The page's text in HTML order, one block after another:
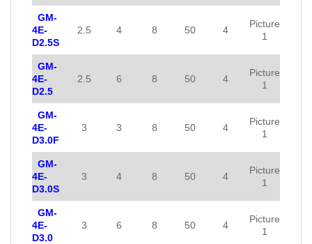
GM-
4E-
D2.5S
2.5 4 8 50 4
Picture
1
GM-
4E-
D2.5
2.5 6 8 50 4
Picture
1
GM-
4E-
D3.0F
3 3 8 50 4
Picture
1
GM-
4E-
D3.0S
3 4 8 50 4
Picture
1
GM-
4E-
D3.0
3 6 8 50 4
Picture
1